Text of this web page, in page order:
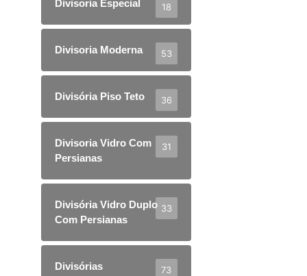
Divisoria Especial 18
Divisoria Moderna 53
Divisória Piso Teto 36
Divisoria Vidro Com
Persianas
31
Divisória Vidro Duplo
Com Persianas
33
Divisórias 73